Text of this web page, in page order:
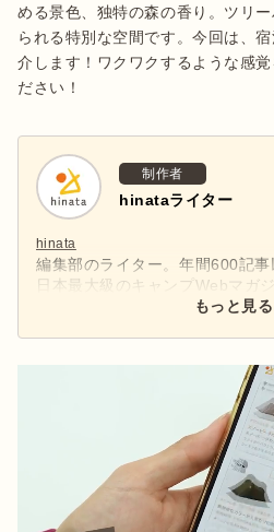
める景色、独特の森の香り。ツリ
られる特別な空間です。今回は、
介します！ワクワクするような感
ださい！
制作者
hinataライター
hinata
編集部のライター。年間600記事
日本最大級のキャンプWebマガ
た、アウトドアの最新情報をお
もっと見る